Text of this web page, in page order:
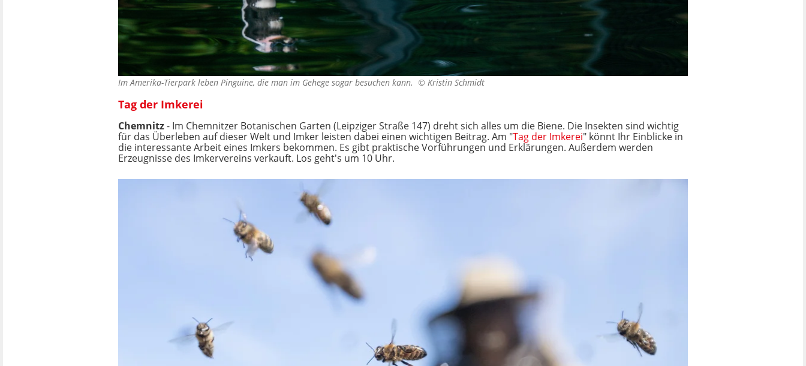
Im Amerika-Tierpark leben Pinguine, die man im Gehege sogar besuchen kann. © Kristin Schmidt
Tag der Imkerei
Chemnitz- Im Chemnitzer Botanischen Garten (Leipziger Straße 147) dreht sich alles um die Biene. Die Insekten sind wichtig
für das Überleben auf dieser Welt und Imker leisten dabei einen wichtigen Beitrag. Am "Tag der Imkerei" könnt Ihr Einblicke in
die interessante Arbeit eines Imkers bekommen. Es gibt praktische Vorführungen und Erklärungen. Außerdem werden
Erzeugnisse des Imkervereins verkauft. Los geht's um 10 Uhr.